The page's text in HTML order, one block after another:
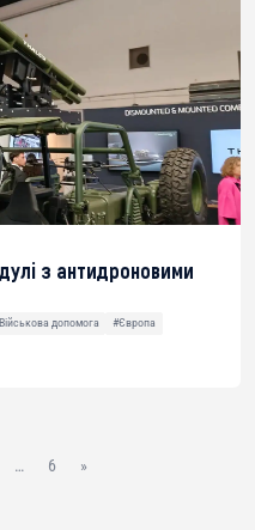
з антидроновими
допомога
#Європа
… 6 »